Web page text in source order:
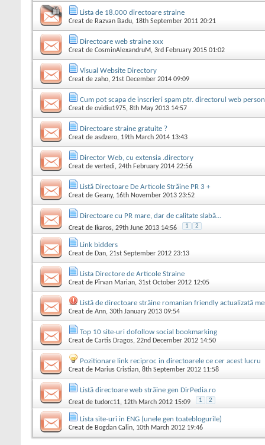
Lista de 18.000 directoare straine
Creat de Razvan Badu, 18th September 2011 20:21
Directoare web straine xxx
Creat de CosminAlexandruM, 3rd February 2015 01:02
Visual Website Directory
Creat de zaho, 21st December 2014 09:09
Cum pot scapa de inscrieri spam ptr. directorul web
Creat de ovidiu1975, 8th May 2013 14:57
Directoare straine gratuite ?
Creat de asdzero, 19th March 2014 13:43
Director Web, cu extensia .directory
Creat de vertedi, 24th February 2014 22:56
Listă Directoare De Articole Străine PR 3 +
Creat de Geany, 16th November 2013 23:52
Directoare cu PR mare, dar de calitate slabă...
Creat de Ikaros, 29th June 2013 14:56 1 2
Link bidders
Creat de Dan, 21st September 2012 23:13
Lista Directore de Articole Straine
Creat de Pîrvan Marian, 31st October 2012 12:05
Listă de directoare străine romanian friendly actualizată
Creat de Ann, 30th January 2013 09:54
Top 10 site-uri dofollow social bookmarking
Creat de Cartis Dragos, 22nd December 2012 14:50
Pozitionare link reciproc in directoarele ce cer acest lucru
Creat de Marius Cristian, 8th September 2012 11:58
Listă directoare web străine gen DirPedia.ro
Creat de tudorc11, 12th March 2012 15:09 1 2
Lista site-uri in ENG (unele gen toateblogurile)
Creat de Bogdan Calin, 10th March 2012 19:46